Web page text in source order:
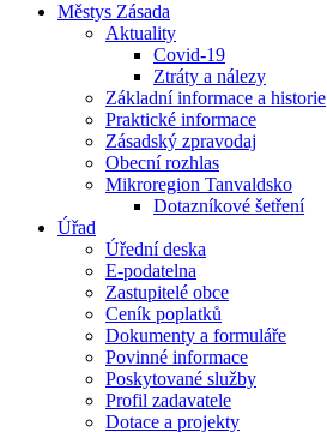
Městys Zásada
Aktuality
Covid-19
Ztráty a nálezy
Základní informace a historie
Praktické informace
Zásadský zpravodaj
Obecní rozhlas
Mikroregion Tanvaldsko
Dotazníkové šetření
Úřad
Úřední deska
E-podatelna
Zastupitelé obce
Ceník poplatků
Dokumenty a formuláře
Povinné informace
Poskytované služby
Profil zadavatele
Dotace a projekty